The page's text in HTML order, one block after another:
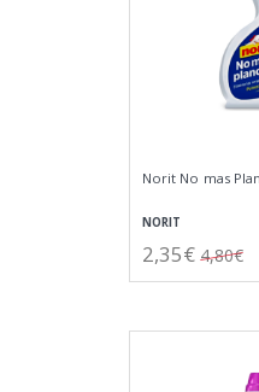
Norit No mas
NORIT
2,35€ 4,80€